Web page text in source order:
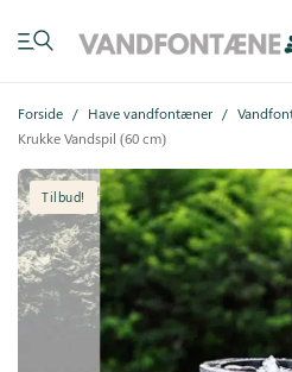
Forside / Have vandfontæner /
Krukke Vandspil (60 cm)
Tilbud!
Have vandfontæner
Indendørs vandfontæner